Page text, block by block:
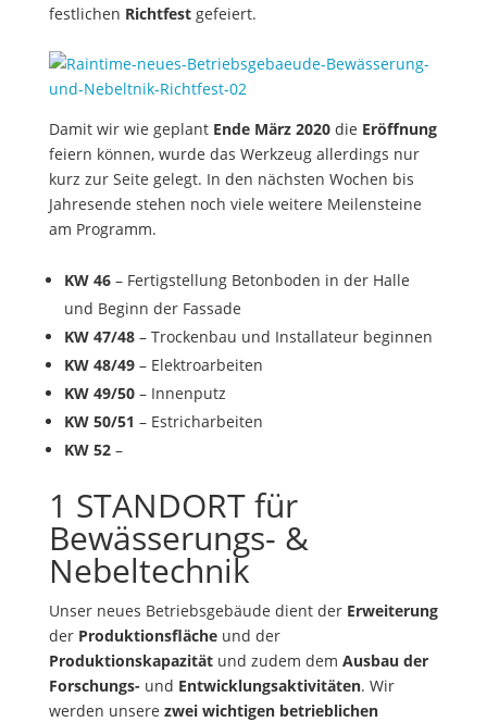
festlichen Richtfestgefeiert.
Damit wir wie geplant Ende März 2020die Eröffnung
feiern können, wurde das Werkzeug allerdings nur
kurz zur Seite gelegt. In den nächsten Wochen bis
Jahresende stehen noch viele weitere Meilensteine
am Programm.
KW 46– Fertigstellung Betonboden in der Halle
und Beginn der Fassade
KW 47/48– Trockenbau und Installateur beginnen
KW 48/49– Elektroarbeiten
KW 49/50– Innenputz
KW 50/51 – Estricharbeiten
KW 52–
1 STANDORT für
Bewässerungs- &
Nebeltechnik
Unser neues Betriebsgebäude dient der Erweiterung
derProduktionsfläche und der
Produktionskapazitätund zudem dem Ausbau der
Forschungs- und Entwicklungsaktivitäten. Wir
werden unsere zwei wichtigen betrieblichen